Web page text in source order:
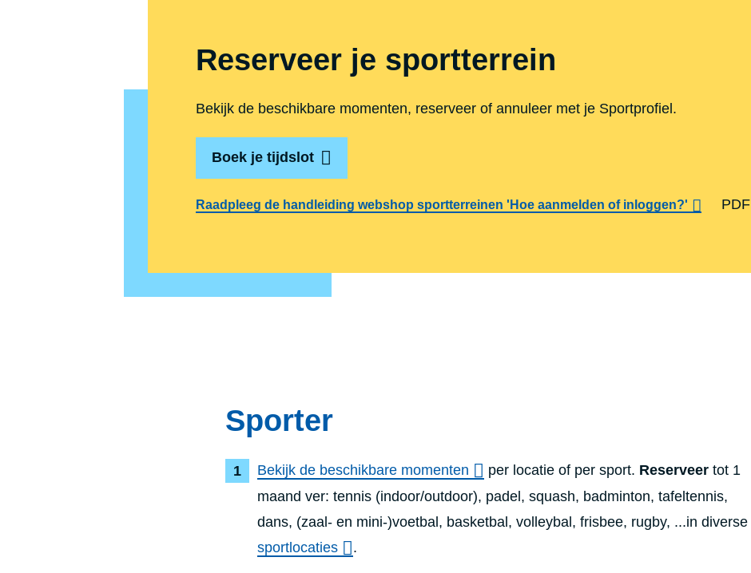
Reserveer je sportterrein
Bekijk de beschikbare momenten, reserveer of annuleer met je Sportprofiel.
Boek je tijdslot
Raadpleeg de handleiding webshop sportterreinen 'Hoe aanmelden of inloggen?' PDF
Sporter
Bekijk de beschikbare momenten per locatie of per sport. Reserveer tot 1
maand ver: tennis (indoor/outdoor), padel, squash, badminton, tafeltennis,
dans, (zaal- en mini-)voetbal, basketbal, volleybal, frisbee, rugby, ...in diverse
sportlocaties
.